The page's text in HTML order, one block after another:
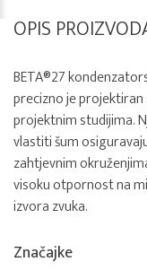
OPIS
BETA®27
precizno je
projektnim studijima.
vlastiti šum
zahtjevnim
visoku otpornost na
izvora zvuka.
Značajke